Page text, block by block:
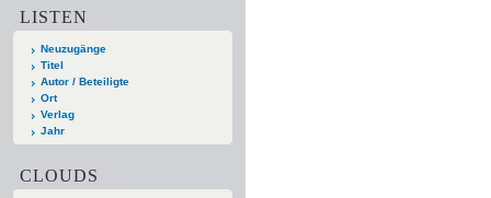
LISTEN
Neuzugänge
Titel
Autor / Beteiligte
Ort
Verlag
Jahr
CLOUDS